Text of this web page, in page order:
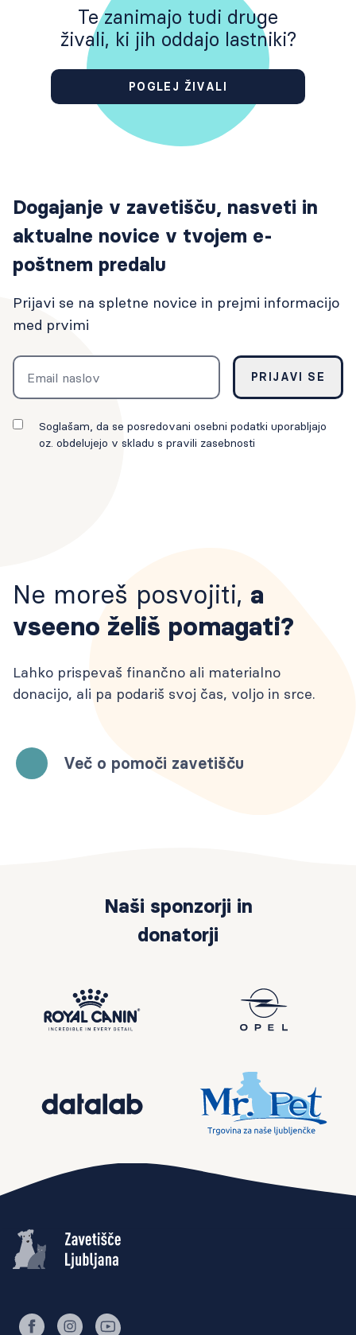
Te zanimajo tudi druge
živali, ki jih oddajo lastniki?
POGLEJ ŽIVALI
Dogajanje v zavetišču, nasveti in
aktualne novice v tvojem e-
poštnem predalu
Prijavi se na spletne novice in prejmi informacijo
med prvimi
Email
PRIJAVI SE
Soglašam, da se posredovani osebni podatki uporabljajo
oz. obdelujejo v skladu s pravili zasebnosti
Ne moreš posvojiti, a
vseeno želiš pomagati?
Lahko prispevaš finančno ali materialno
donacijo, ali pa podariš svoj čas, voljo in srce.
Več o pomoči zavetišču
Naši sponzorji in
donatorji